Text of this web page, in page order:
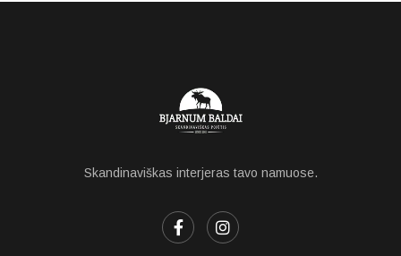
Skandinaviškas interjeras tavo namuose.